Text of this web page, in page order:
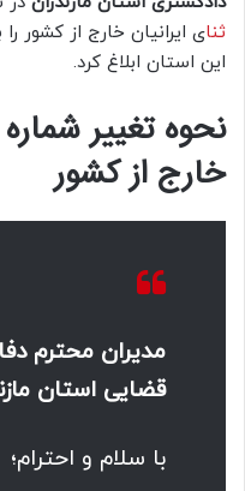
ثنای ایرانیان خارج از کشور را
این استان ابلاغ کرد.
نحوه تغییر شماره
خارج از کشور
مدیران محترم
قضایی استان
با سلام و احترام؛